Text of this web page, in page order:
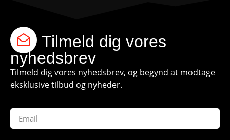
Tilmeld dig vores
nyhedsbrev
Tilmeld dig vores nyhedsbrev, og begynd at modtage
eksklusive tilbud og nyheder.